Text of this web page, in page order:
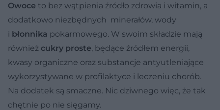
Owoce to bez wątpienia źródło zdrowia i witamin, a
dodatkowo niezbędnych minerałów, wody
i błonnika pokarmowego. W swoim składzie mają
również cukry proste, będące źródłem energii,
kwasy organiczne oraz substancje antyutleniające
wykorzystywane w profilaktyce i leczeniu chorób.
Na dodatek są smaczne. Nic dziwnego więc, że tak
chętnie po nie sięgamy.